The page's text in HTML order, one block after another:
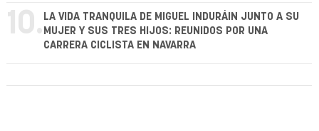
10. LA VIDA TRANQUILA DE MIGUEL INDURÁIN JUNTO A SU
MUJER Y SUS TRES HIJOS: REUNIDOS POR UNA
CARRERA CICLISTA EN NAVARRA